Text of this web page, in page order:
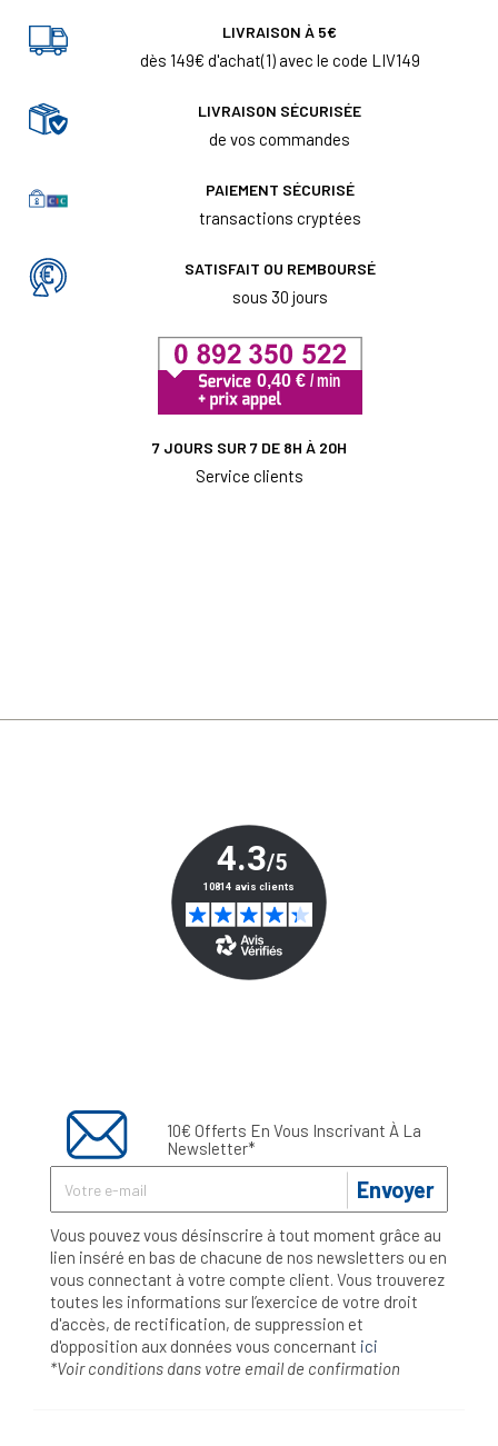
LIVRAISON À 5€
dès 149€ d'achat(1) avec le code LIV149
LIVRAISON SÉCURISÉE
de vos commandes
PAIEMENT SÉCURISÉ
transactions cryptées
SATISFAIT OU REMBOURSÉ
sous 30 jours
7 JOURS SUR 7 DE 8H À 20H
Service clients
10€ Offerts En Vous Inscrivant À La
Newsletter*
Envoyer
Vous pouvez vous désinscrire à tout moment grâce au
lien inséré en bas de chacune de nos newsletters ou en
vous connectant à votre compte client. Vous trouverez
toutes les informations sur l’exercice de votre droit
d'accès, de rectification, de suppression et
d'opposition aux données vous concernant ici
*Voir conditions dans votre email de confirmation